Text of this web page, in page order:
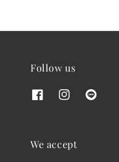
Follow us
We accept